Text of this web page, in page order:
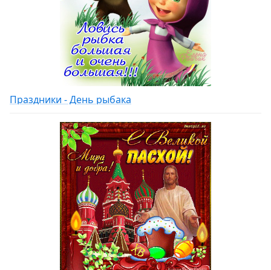
Праздники - День рыбака